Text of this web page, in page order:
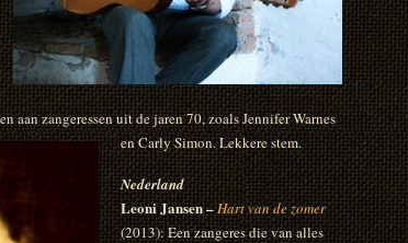
aan zangeressen uit de jaren 70, zoals Jennifer Warnes
en Carly Simon. Lekkere stem.
Nederland
Leoni Jansen –Hart van de zomer
(2013): Een zangeres die van alles